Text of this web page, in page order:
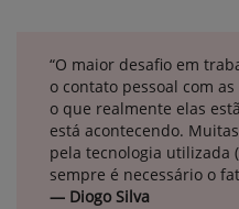
“O maior desafio em
o contato pessoal com
o que realmente elas
está acontecendo.
pela tecnologia utilizada
sempre é necessário o
— Diogo Silva